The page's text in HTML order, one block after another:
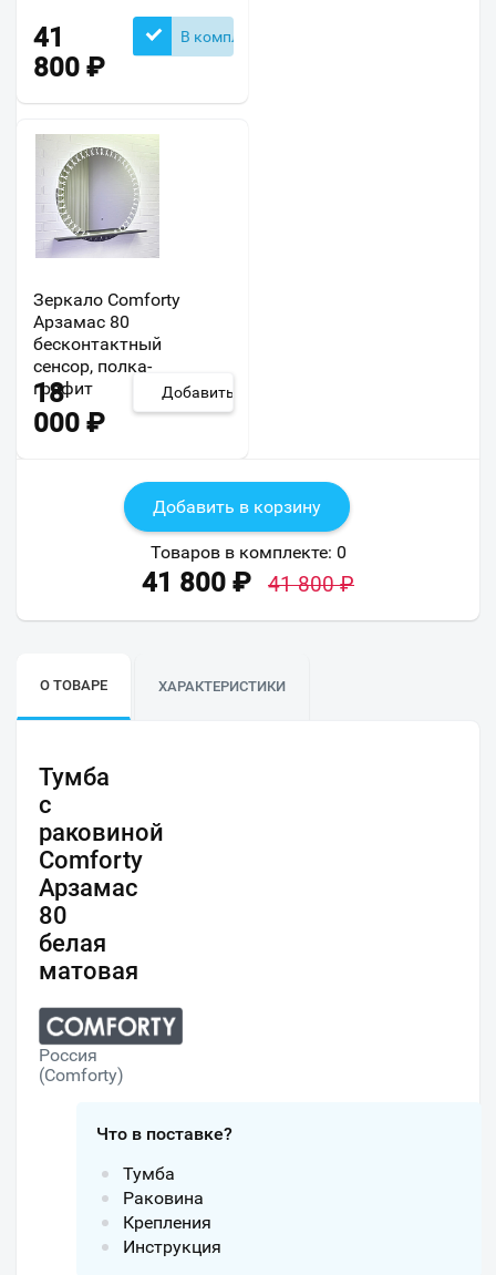
41
800 ₽
В комплекте
Зеркало Comforty
Арзамас 80
бесконтактный
сенсор, полка-
графит
18
000 ₽
Добавить
Добавить в корзину
Товаров в комплекте: 0
41 800 ₽ 41 800₽
О ТОВАРЕ ХАРАКТЕРИСТИКИ
Тумба
с
раковиной
Comforty
Арзамас
80
белая
матовая
Россия
(Comforty)
Что в поставке?
Тумба
Раковина
Крепления
Инструкция